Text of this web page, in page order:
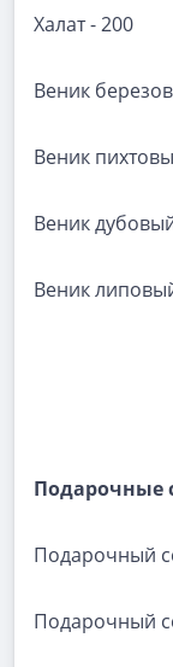
Халат - 200
Веник
Веник
Веник
Веник
Подарочные
Подарочный
Подарочный